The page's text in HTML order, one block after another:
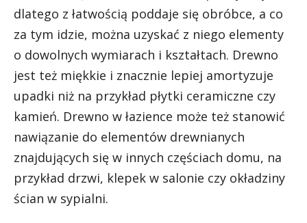
dlatego z łatwością poddaje się obróbce, a co
za tym idzie, można uzyskać z niego elementy
o dowolnych wymiarach i kształtach. Drewno
jest też miękkie i znacznie lepiej amortyzuje
upadki niż na przykład płytki ceramiczne czy
kamień. Drewno w łazience może też stanowić
nawiązanie do elementów drewnianych
znajdujących się w innych częściach domu, na
przykład drzwi, klepek w salonie czy okładziny
ścian w sypialni.